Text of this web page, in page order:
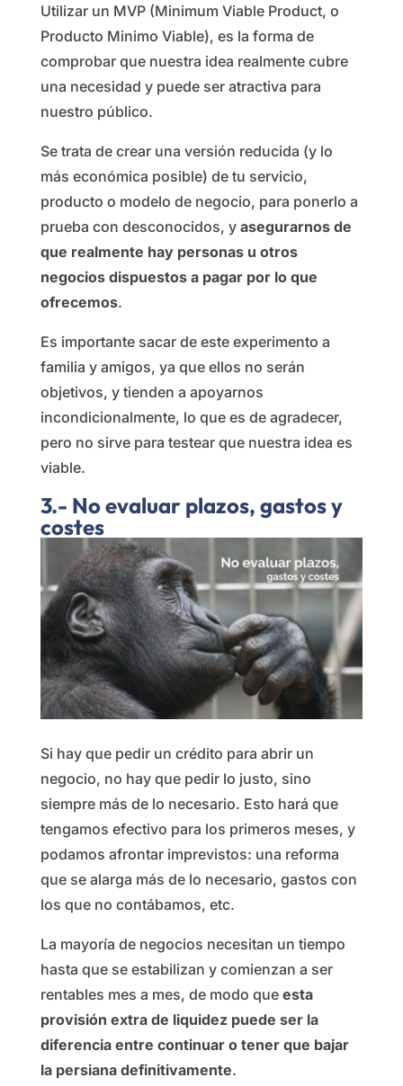
Utilizar un MVP (Minimum Viable Product, o
Producto Minimo Viable), es la forma de
comprobar que nuestra idea realmente cubre
una necesidad y puede ser atractiva para
nuestro público.
Se trata de crear una versión reducida (y lo
más económica posible) de tu servicio,
producto o modelo de negocio, para ponerlo a
prueba con desconocidos, y asegurarnos de
que realmente hay personas u otros
negocios dispuestos a pagar por lo que
ofrecemos.
Es importante sacar de este experimento a
familia y amigos, ya que ellos no serán
objetivos, y tienden a apoyarnos
incondicionalmente, lo que es de agradecer,
pero no sirve para testear que nuestra idea es
viable.
3.- No evaluar plazos, gastos y
costes
Si hay que pedir un crédito para abrir un
negocio, no hay que pedir lo justo, sino
siempre más de lo necesario. Esto hará que
tengamos efectivo para los primeros meses, y
podamos afrontar imprevistos: una reforma
que se alarga más de lo necesario, gastos con
los que no contábamos, etc.
La mayoría de negocios necesitan un tiempo
hasta que se estabilizan y comienzan a ser
rentables mes a mes, de modo que esta
provisión extra de liquidez puede ser la
diferencia entre continuar o tener que bajar
la persiana definitivamente.